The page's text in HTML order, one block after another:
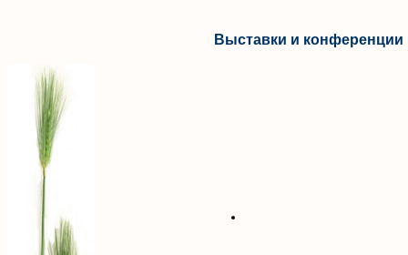
Выставки и конференции